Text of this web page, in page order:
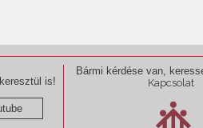
is!
Bármi kérdése van,
Kapcsolat